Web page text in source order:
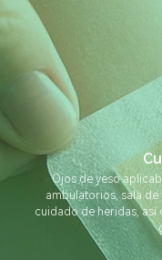
Ojos de yeso
ambulatorios, sala
cuidado de heridas, así